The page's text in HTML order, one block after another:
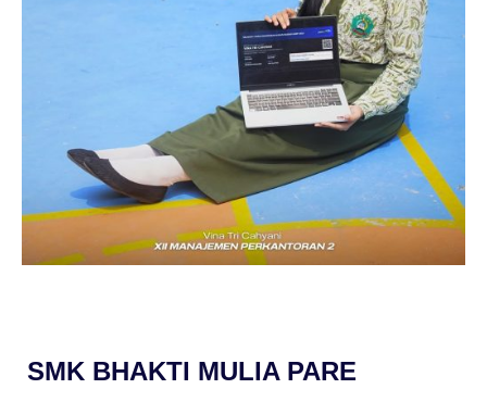
SMK BHAKTI MULIA PARE